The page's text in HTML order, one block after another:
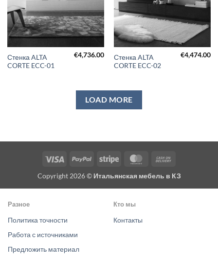
Стенка ALTA
CORTE ECC-01
€4,736.00
Стенка ALTA
CORTE ECC-02
€4,474.00
LOAD MORE
Visa PayPal Stripe MasterCard
Delivery
Copyright 2026 © Итальянская мебель в КЗ
Разное
Политика точности
Работа с источниками
Предложить материал
Кто мы
Контакты